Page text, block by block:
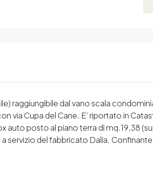
raggiungibile dal vano scala
via Cupa del Cane. E’ riportato in
auto posto al piano terra di mq.19,38
del fabbricato Dalia.